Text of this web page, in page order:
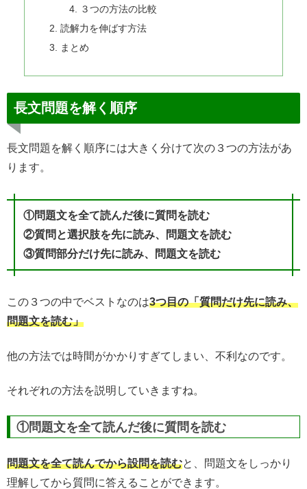
３つの方法の比較
読解力を伸ばす方法
まとめ
長文問題を解く順序
長文問題を解く順序には大きく分けて次の３つの方法があ
ります。
①問題文を全て読んだ後に質問を読む
②質問と選択肢を先に読み、問題文を読む
③質問部分だけ先に読み、問題文を読む
この３つの中でベストなのは3つ目の「質問だけ先に読み、
問題文を読む」
他の方法では時間がかかりすぎてしまい、不利なのです。
それぞれの方法を説明していきますね。
①問題文を全て読んだ後に質問を読む
問題文を全て読んでから設問を読むと、問題文をしっかり
理解してから質問に答えることができます。